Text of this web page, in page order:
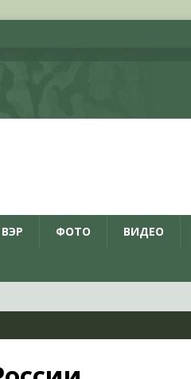
ВЭР ФОТО ВИДЕО